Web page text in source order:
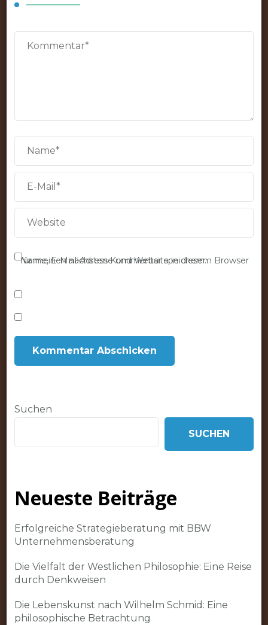
Name, E-Mail-Adresse und Website in diesem Browser für meinen nächsten Kommentar speichern.
Suchen
SUCHEN
Neueste Beiträge
Erfolgreiche Strategieberatung mit BBW
Unternehmensberatung
Die Vielfalt der Westlichen Philosophie: Eine Reise
durch Denkweisen
Die Lebenskunst nach Wilhelm Schmid: Eine
philosophische Betrachtung